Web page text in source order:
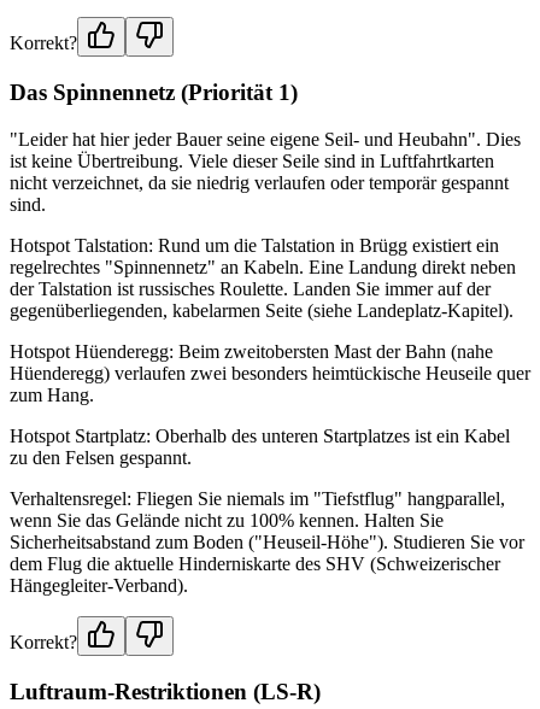
Korrekt?
Das Spinnennetz (Priorität 1)
"Leider hat hier jeder Bauer seine eigene Seil- und Heubahn". Dies
ist keine Übertreibung. Viele dieser Seile sind in Luftfahrtkarten
nicht verzeichnet, da sie niedrig verlaufen oder temporär gespannt
sind.
Hotspot Talstation: Rund um die Talstation in Brügg existiert ein
regelrechtes "Spinnennetz" an Kabeln. Eine Landung direkt neben
der Talstation ist russisches Roulette. Landen Sie immer auf der
gegenüberliegenden, kabelarmen Seite (siehe Landeplatz-Kapitel).
Hotspot Hüenderegg: Beim zweitobersten Mast der Bahn (nahe
Hüenderegg) verlaufen zwei besonders heimtückische Heuseile quer
zum Hang.
Hotspot Startplatz: Oberhalb des unteren Startplatzes ist ein Kabel
zu den Felsen gespannt.
Verhaltensregel: Fliegen Sie niemals im "Tiefstflug" hangparallel,
wenn Sie das Gelände nicht zu 100% kennen. Halten Sie
Sicherheitsabstand zum Boden ("Heuseil-Höhe"). Studieren Sie vor
dem Flug die aktuelle Hinderniskarte des SHV (Schweizerischer
Hängegleiter-Verband).
Korrekt?
Luftraum-Restriktionen (LS-R)